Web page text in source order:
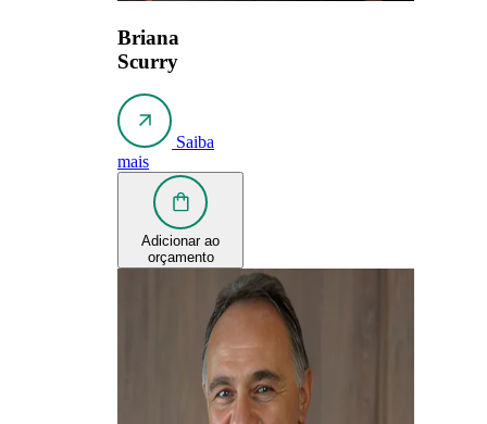
Briana
Scurry
Saiba
mais
Adicionar ao
orçamento